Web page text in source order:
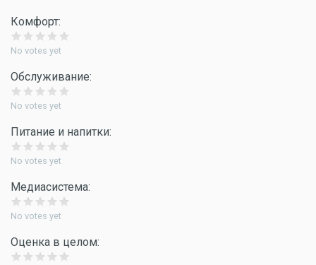
Комфорт:
No votes yet
Обслуживание:
No votes yet
Питание и напитки:
No votes yet
Медиасистема:
No votes yet
Оценка в целом: